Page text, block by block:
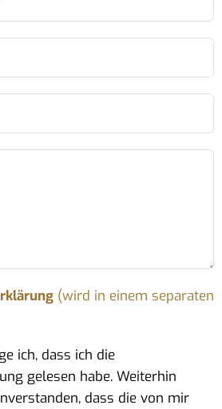
(wird in einem separaten
ich, dass ich die
gelesen habe. Weiterhin
dass die von mir